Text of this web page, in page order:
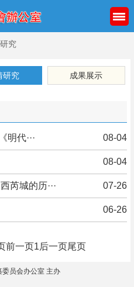
究
研究 成果展示
代··· 08-04
08-04
芮城的历··· 07-26
06-26
前一页1后一页尾页
员会办公室 主办